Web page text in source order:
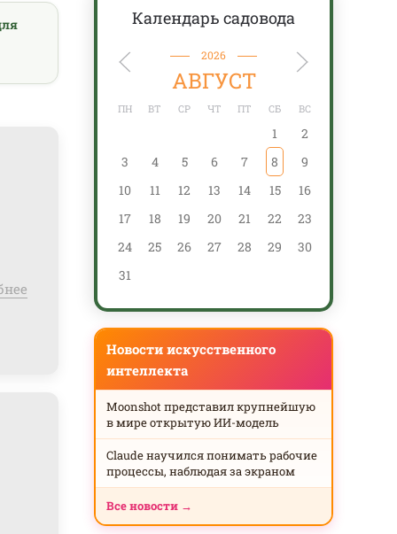
Календарь садовода
2026
АВГУСТ
ПН ВТ СР ЧТ ПТ СБ ВС
1
2
3
4 5 6 7 8
9
10
11 12 13 14 15
16
17
18 19 20 21 22
23
24
25 26 27 28 29
30
31
Новости искусственного
интеллекта
Moonshot представил крупнейшую
в мире открытую ИИ-модель
Claude научился понимать рабочие
процессы, наблюдая за экраном
Все новости →